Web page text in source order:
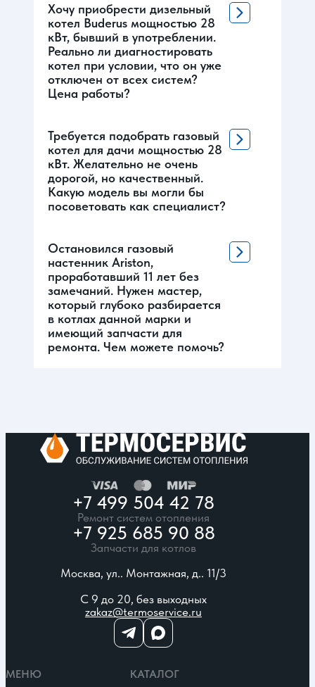
Хочу приобрести дизельный
котел Buderus мощностью 28
кВт, бывший в употреблении.
Реально ли диагностировать
котел при условии, что он уже
отключен от всех систем?
Цена работы?
Требуется подобрать газовый
котел для дачи мощностью 28
кВт. Желательно не очень
дорогой, но качественный.
Какую модель вы могли бы
посоветовать как специалист?
Остановился газовый
настенник Ariston,
проработавший 11 лет без
замечаний. Нужен мастер,
который глубоко разбирается
в котлах данной марки и
имеющий запчасти для
ремонта. Чем можете помочь?
+7 499 504 42 78
Ремонт систем отопления
+7 925 685 90 88
Запчасти для котлов
Москва, ул.. Монтажная, д.. 11/3
С 9 до 20, без выходных
zakaz@termoservice.ru
МЕНЮ КАТАЛОГ